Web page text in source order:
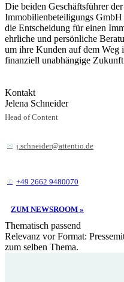
Die beiden Geschäftsführer
Immobilienbeteiligungs
die Entscheidung für einen
ehrliche und persönliche
um ihre Kunden auf dem Weg
finanziell unabhängige
Kontakt
Jelena Schneider
Head of Content
j.schneider@attentio.de
+49 2662 9480070
ZUM NEWSROOM »
Thematisch passend
Relevanz vor Format:
zum selben Thema.